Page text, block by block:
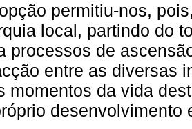
permitiu-nos,
local, partindo do
processos de
entre as diversas
momentos da vida
desenvolvimento